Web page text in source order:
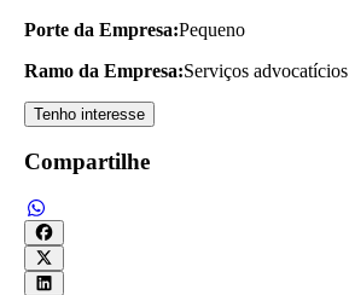
Porte da Empresa:Pequeno
Ramo da Empresa:Serviços advocatícios
Tenho interesse
Compartilhe